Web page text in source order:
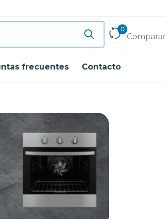
0
Comparar
frecuentes Contacto